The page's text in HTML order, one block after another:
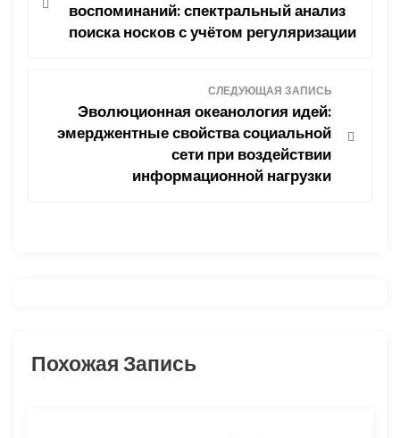
о
воспоминаний: спектральный анализ
поиска носков с учётом регуляризации
СЛЕДУЮЩАЯ ЗАПИСЬ
Эволюционная океанология идей:
эмерджентные свойства социальной
сети при воздействии
информационной нагрузки
Похожая Запись